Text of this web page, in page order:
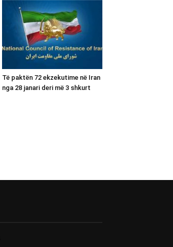
Të paktën 72 ekzekutime në Iran
nga 28 janari deri më 3 shkurt